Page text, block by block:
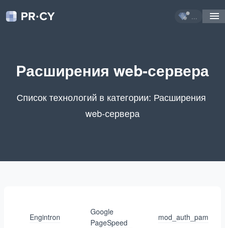
...
Расширения web-сервера
Список технологий в категории: Расширения
web-сервера
Engintron
Google
PageSpeed
mod_auth_pam